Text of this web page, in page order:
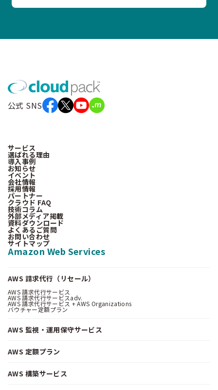
公式 SNS
サービス
選ばれる理由
導入事例
お知らせ
イベント
会社情報
採用情報
パートナー
クラウド FAQ
技術コラム
外部メディア掲載
資料ダウンロード
よくあるご質問
お問い合わせ
サイトマップ
Amazon Web Services
AWS 請求代行（リセール）
AWS 請求代行サービス
AWS 請求代行サービスadv.
AWS 請求代行サービス + AWS Organizations
バウチャー定額プラン
AWS 監視・運用保守サービス
AWS 定額プラン
AWS 構築サービス